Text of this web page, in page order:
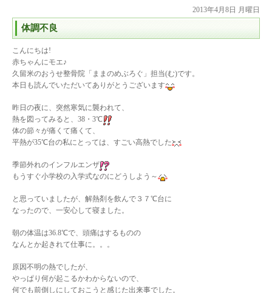
2013年4月8日 月曜日
体調不良
こんにちは!
赤ちゃんにモエ♪
久留米のおうせ整骨院「ままのめぶろぐ」担当(む)です。
本日も読んでいただいてありがとうございます
昨日の夜に、突然寒気に襲われて、
熱を図ってみると、38・3℃
体の節々が痛くて痛くて、
平熱が35℃台の私にとっては、すごい高熱でした
季節外れのインフルエンザ
もうすぐ小学校の入学式なのにどうしよう～
と思っていましたが、解熱剤を飲んで３７℃台に
なったので、一安心して寝ました。
朝の体温は36.8℃で、頭痛はするものの
なんとか起きれて仕事に。。。
原因不明の熱でしたが、
やっぱり何が起こるかわからないので、
何でも前倒しにしておこうと感じた出来事でした。